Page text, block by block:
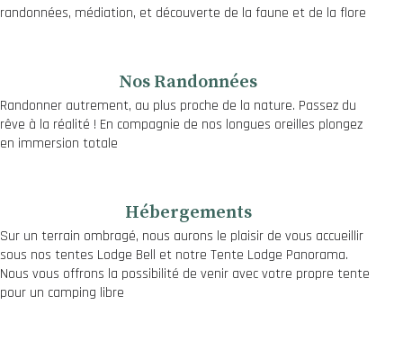
randonnées, médiation, et découverte de la faune et de la flore
Nos Randonnées
Randonner autrement, au plus proche de la nature. Passez du
rêve à la réalité ! En compagnie de nos longues oreilles plongez
en immersion totale
Hébergements
Sur un terrain ombragé, nous aurons le plaisir de vous accueillir
sous nos tentes Lodge Bell et notre Tente Lodge Panorama.
Nous vous offrons la possibilité de venir avec votre propre tente
pour un camping libre